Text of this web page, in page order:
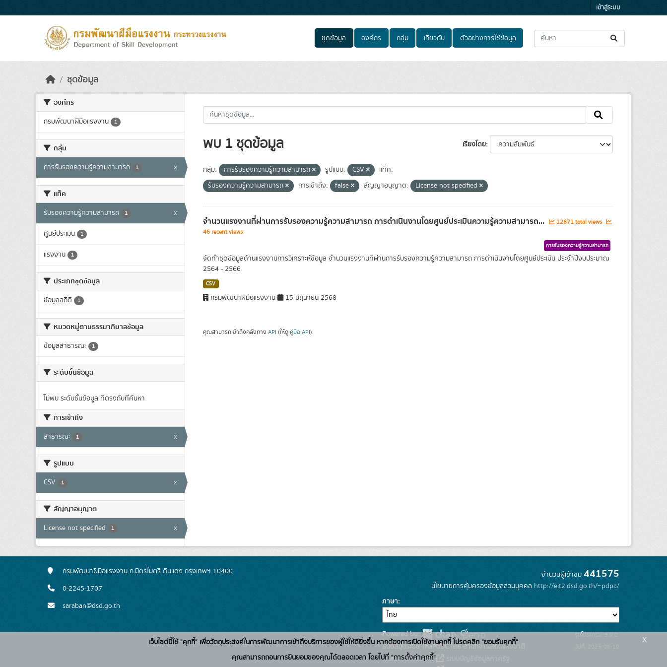
เข้าสู่ระบบ
ชุดข้อมูล องค์กร กลุ่ม เกี่ยวกับ ตัวอย่างการใช้ข้อมูล
ชุดข้อมูล
องค์กร
กรมพัฒนาฝีมือแรงงาน 1
กลุ่ม
การรับรองความรู้ความสามารถ 1 x
แท็ค
รับรองความรู้ความสามารถ 1 x
ศูนย์ประเมิน 1
แรงงาน 1
ประเภทชุดข้อมูล
ข้อมูลสถิติ 1
หมวดหมู่ตามธรรมาภิบาลข้อมูล
ข้อมูลสาธารณะ 1
ระดับชั้นข้อมูล
ไม่พบ ระดับชั้นข้อมูล ที่ตรงกับที่ค้นหา
การเข้าถึง
สาธารณะ 1 x
รูปแบบ
CSV 1 x
สัญญาอนุญาต
License not specified 1 x
เรียงโดย
พบ 1 ชุดข้อมูล
กลุ่ม: การรับรองความรู้ความสามารถ รูปแบบ: CSV
แท็ค:
รับรองความรู้ความสามารถ
การเข้าถึง: false สัญญาอนุญาต: License not specified
จำนวนแรงงานที่ผ่านการรับรองความรู้ความสามารถ การดำเนินงานโดยศูนย์ประเมินความรู้ความสามารถ...
12671 total views
46 recent views
การรับรองความรู้ความสามารถ
จัดทำชุดข้อมูลด้านแรงงานการวิเคราะห์ข้อมูล จำนวนแรงงานที่ผ่านการรับรองความรู้ความสามารถ การดำเนินงานโดยศูนย์ประเมิน ประจำปีงบประมาณ
2564 - 2566
CSV
กรมพัฒนาฝีมือแรงงาน 15 มิถุนายน 2568
คุณสามารถเข้าถึงคลังทาง API (ให้ดู คู่มือ API).
กรมพัฒนาฝีมือแรงงาน ถ.มิตรไมตรี ดินแดง กรุงเทพฯ 10400
0-2245-1707
saraban@dsd.go.th
จำนวนผู้เข้าชม 441575
นโยบายการคุ้มครองข้อมูลส่วนบุคคล http://eit2.dsd.go.th/~pdpa/
ภาษา
Powered by:
สนับสนุนระบบ Thai-GDC โดย สำนักงานสถิติแห่งชาติ
เว็บไซต์ที่เกี่ยวข้อง:
รุ่นโปรแกรม: 3.0.0
วันที่: 2025-06-10
เว็บไซต์นี้ใช้ "คุกกี้" เพื่อวัตถุประสงค์ในการพัฒนาการเข้าถึงบริการของผู้ใช้ให้ดียิ่งขึ้น หากต้องการเปิดใช้งานคุกกี้ โปรดคลิก "ยอมรับคุกกี้"
คุณสามารถถอนการยินยอมของคุณได้ตลอดเวลา โดยไปที่ "การตั้งค่าคุกกี้"
x